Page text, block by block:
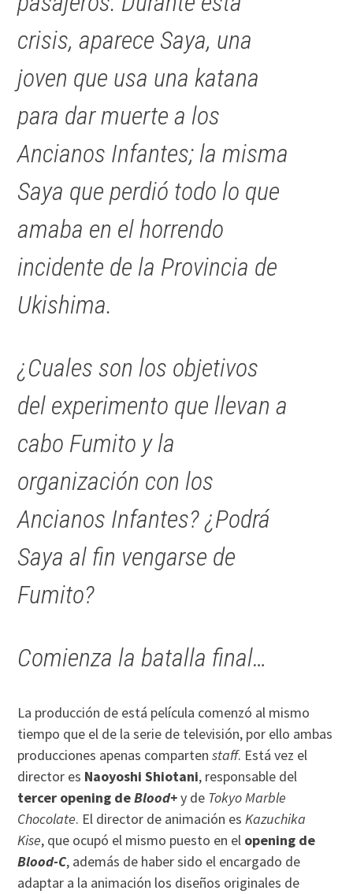
crisis, aparece Saya, una
joven que usa una katana
para dar muerte a los
Ancianos Infantes; la misma
Saya que perdió todo lo que
amaba en el horrendo
incidente de la Provincia de
Ukishima.
¿Cuales son los objetivos
del experimento que llevan a
cabo Fumito y la
organización con los
Ancianos Infantes? ¿Podrá
Saya al fin vengarse de
Fumito?
Comienza la batalla final…
La producción de está película comenzó al mismo
tiempo que el de la serie de televisión, por ello ambas
producciones apenas compartenstaff. Está vez el
director es Naoyoshi Shiotani, responsable del
tercer opening deBlood+y de Tokyo Marble
Chocolate. El director de animación esKazuchika
Kise, que ocupó el mismo puesto en el opening de
Blood-C, además de haber sido el encargado de
adaptar a la animación los diseños originales de